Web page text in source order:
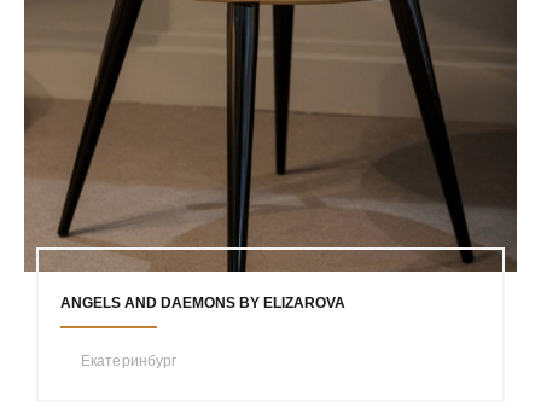
ANGELS AND DAEMONS BY ELIZAROVA
Екатеринбург